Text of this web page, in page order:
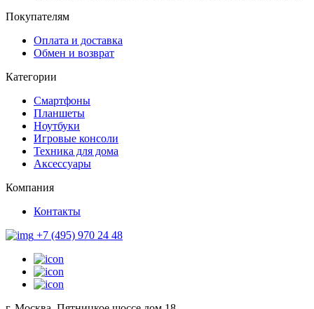
Покупателям
Оплата и доставка
Обмен и возврат
Категории
Смартфоны
Планшеты
Ноутбуки
Игровые консоли
Техника для дома
Аксессуары
Компания
Контакты
+7 (495) 970 24 48